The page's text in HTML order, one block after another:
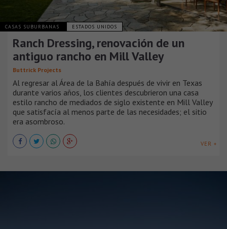
CASAS SUBURBANAS ESTADOS UNIDOS
Ranch Dressing, renovación de un
antiguo rancho en Mill Valley
Buttrick Projects
Al regresar al Área de la Bahía después de vivir en Texas
durante varios años, los clientes descubrieron una casa
estilo rancho de mediados de siglo existente en Mill Valley
que satisfacía al menos parte de las necesidades; el sitio
era asombroso.
VER +